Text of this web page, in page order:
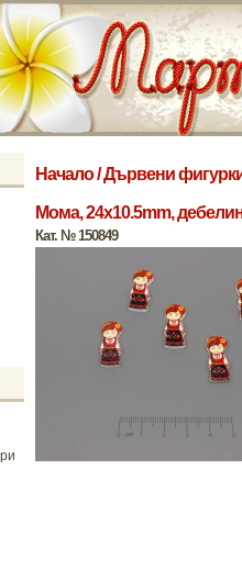
Начало/Дървени
Момa, 24x10.5mm,
Кат. № 150849